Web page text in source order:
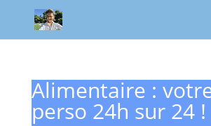
Alimentaire :
perso 24h sur 24 !